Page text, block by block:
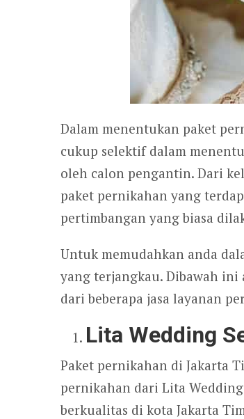
Dalam menentukan paket
cukup selektif dalam
oleh calon pengantin. Dari
paket pernikahan yang
pertimbangan yang biasa
Untuk memudahkan anda
yang terjangkau. Dibawah ini
dari beberapa jasa layanan
Lita Wedding
Paket pernikahan di Jakarta
pernikahan dari Lita
berkualitas di kota Jakarta